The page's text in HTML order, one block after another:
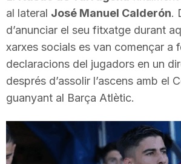
t
a
al lateral José Manuel Calderón.
d’anunciar el seu fitxatge durant
xarxes socials es van començar a
declaracions del jugadors en un
després d’assolir l’ascens amb el
guanyant al Barça Atlètic.